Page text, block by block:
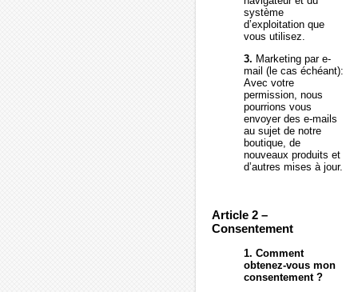
système
d’exploitation que
vous utilisez.
3. Marketing par e-
mail (le cas échéant):
Avec votre
permission, nous
pourrions vous
envoyer des e-mails
au sujet de notre
boutique, de
nouveaux produits et
d’autres mises à jour.
Article 2 –
Consentement
1. Comment
obtenez-vous mon
consentement ?